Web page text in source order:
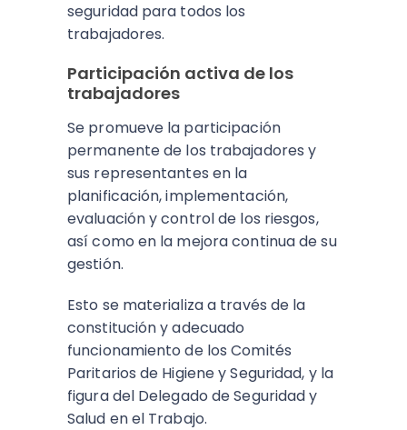
seguridad para todos los
trabajadores.
Participación activa de los
trabajadores
Se promueve la participación
permanente de los trabajadores y
sus representantes en la
planificación, implementación,
evaluación y control de los riesgos,
así como en la mejora continua de su
gestión.
Esto se materializa a través de la
constitución y adecuado
funcionamiento de los Comités
Paritarios de Higiene y Seguridad, y la
figura del Delegado de Seguridad y
Salud en el Trabajo.